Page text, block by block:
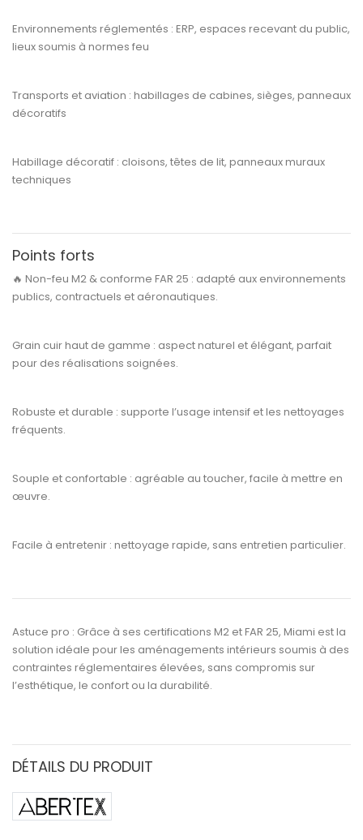
Environnements réglementés : ERP, espaces recevant du public,
lieux soumis à normes feu
Transports et aviation : habillages de cabines, sièges, panneaux
décoratifs
Habillage décoratif : cloisons, têtes de lit, panneaux muraux
techniques
Points forts
🔥 Non-feu M2 & conforme FAR 25 : adapté aux environnements
publics, contractuels et aéronautiques.
Grain cuir haut de gamme : aspect naturel et élégant, parfait
pour des réalisations soignées.
Robuste et durable : supporte l’usage intensif et les nettoyages
fréquents.
Souple et confortable : agréable au toucher, facile à mettre en
œuvre.
Facile à entretenir : nettoyage rapide, sans entretien particulier.
Astuce pro : Grâce à ses certifications M2 etFAR 25, Miami est la
solution idéale pour les aménagements intérieurs soumis à des
contraintes réglementaires élevées, sans compromis sur
l’esthétique, le confort ou la durabilité.
DÉTAILS DU PRODUIT